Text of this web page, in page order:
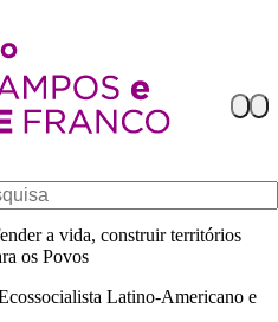
a vida, construir territórios
os Povos
Latino-Americano e